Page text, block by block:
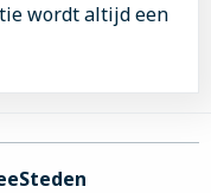
wordt altijd een